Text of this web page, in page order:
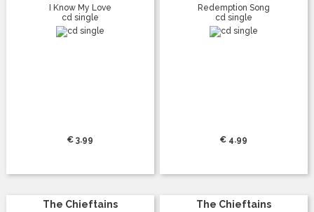
I Know My Love
cd single
€ 3.99
Redemption Song
cd single
€ 4.99
The Chieftains The Chieftains